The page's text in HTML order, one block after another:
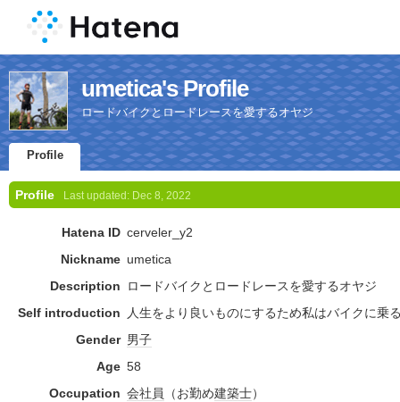
umetica's Profile
ロードバイクとロードレースを愛するオヤジ
Profile
Profile Last updated: Dec 8, 2022
Hatena ID cerveler_y2
Nickname umetica
Description
ロードバイクとロードレースを愛するオヤジ
Self introduction
人生をより良いものにするため私はバイクに乗
Gender 男子
Age 58
Occupation 会社員 （お勤め建築士）